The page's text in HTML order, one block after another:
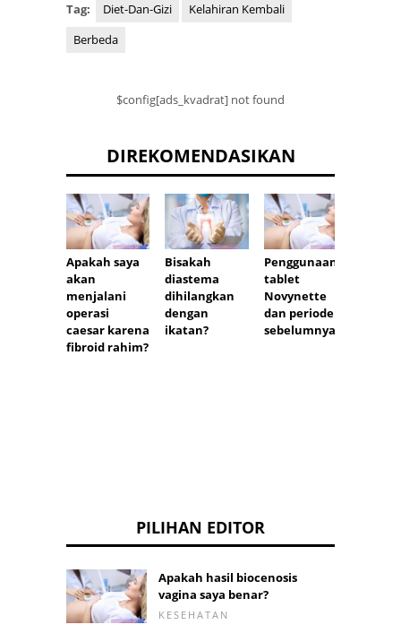
Tag:
Diet-Dan-Gizi
Kelahiran Kembali
Berbeda
$config[ads_kvadrat] not found
DIREKOMENDASIKAN
Apakah saya
akan
menjalani
operasi
caesar karena
fibroid rahim?
Bisakah
diastema
dihilangkan
dengan
ikatan?
Penggunaan
tablet
Novynette
dan periode
sebelumnya
PILIHAN EDITOR
Apakah hasil biocenosis
vagina saya benar?
KESEHATAN